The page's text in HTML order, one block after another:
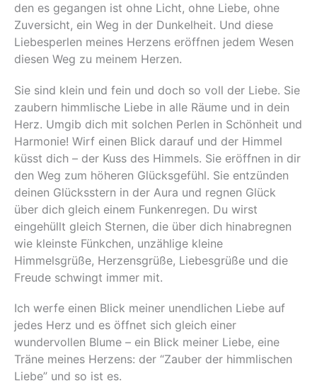
den es gegangen ist ohne Licht, ohne Liebe, ohne
Zuversicht, ein Weg in der Dunkelheit. Und diese
Liebesperlen meines Herzens eröffnen jedem Wesen
diesen Weg zu meinem Herzen.
Sie sind klein und fein und doch so voll der Liebe. Sie
zaubern himmlische Liebe in alle Räume und in dein
Herz. Umgib dich mit solchen Perlen in Schönheit und
Harmonie! Wirf einen Blick darauf und der Himmel
küsst dich – der Kuss des Himmels. Sie eröffnen in dir
den Weg zum höheren Glücksgefühl. Sie entzünden
deinen Glücksstern in der Aura und regnen Glück
über dich gleich einem Funkenregen. Du wirst
eingehüllt gleich Sternen, die über dich hinabregnen
wie kleinste Fünkchen, unzählige kleine
Himmelsgrüße, Herzensgrüße, Liebesgrüße und die
Freude schwingt immer mit.
Ich werfe einen Blick meiner unendlichen Liebe auf
jedes Herz und es öffnet sich gleich einer
wundervollen Blume – ein Blick meiner Liebe, eine
Träne meines Herzens: der “Zauber der himmlischen
Liebe” und so ist es.